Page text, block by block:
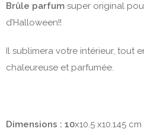
Brûle parfum super original
d’Halloween!!
Il sublimera votre intérieur, tout
chaleureuse et parfumée.
Dimensions : 10x10.5 x10.145 cm